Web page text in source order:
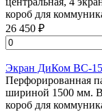
короб для
26 450 ₽
Экран ДиКом ВС-
Перфорированная
шириной 1500 мм. В
короб для